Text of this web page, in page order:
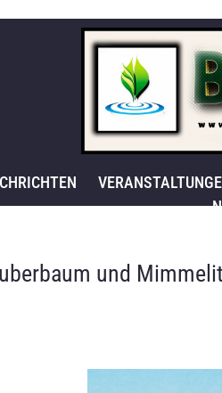
und